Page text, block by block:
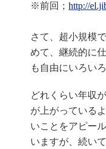
※前回； http://
さて、超小規模
めて、継続的に
も自由にいろい
どれくらい年収
が上がっている
いことをアピー
いますが、続い